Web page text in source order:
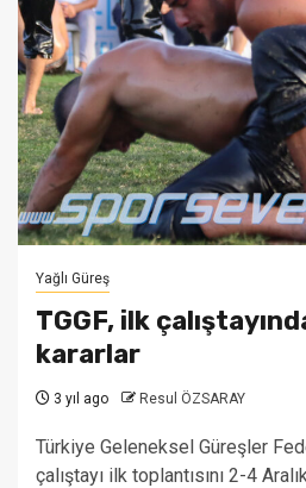
Yağlı Güreş
TGGF, ilk
kararlar
3 yıl ago Resul ÖZSARAY
Türkiye Geleneksel Güreşler
çalıştayı ilk toplantısını 2-4